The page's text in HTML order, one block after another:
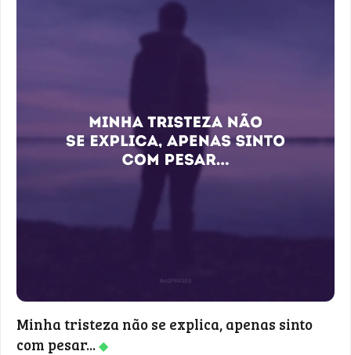
Minha tristeza não se explica, apenas sinto
com pesar...◆